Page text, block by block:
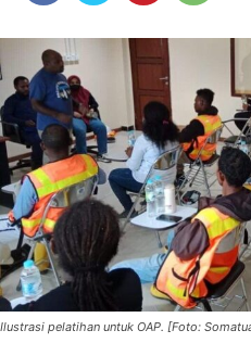
Ilustrasi pelatihan untuk OAP. [Foto: